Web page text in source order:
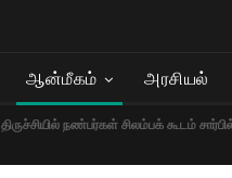
ஆன்மீகம் அரசியல்
திருச்சியில் நண்பர்கள் சிலம்பக் கூடம்